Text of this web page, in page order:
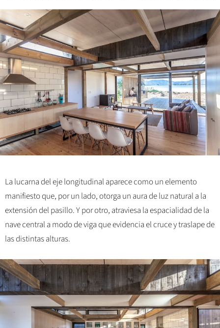
La lucarna del eje longitudinal aparece como un elemento
manifiesto que, por un lado, otorga un aura de luz natural a la
extensión del pasillo. Y por otro, atraviesa la espacialidad de la
nave central a modo de viga que evidencia el cruce y traslape de
las distintas alturas.